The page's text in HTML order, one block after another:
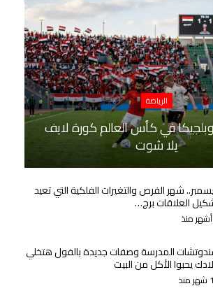
الرياضة
في كأس العالم كورة لايف
يلا شوت
شهر الفرص والتغيرات الفلكية التي تعيد
العلاقات برج…
المدرسة وصفات جديدة بالفول هتخلي
يحبوا الأكل من البيت